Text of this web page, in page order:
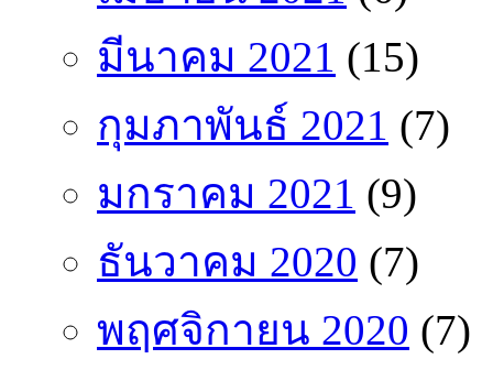
มีนาคม 2021 (15)
กุมภาพันธ์ 2021 (7)
มกราคม 2021 (9)
ธันวาคม 2020 (7)
พฤศจิกายน 2020 (7)